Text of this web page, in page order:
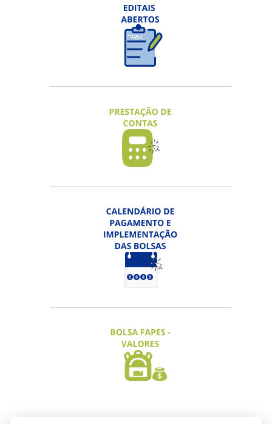
EDITAL FAPES Nº 08/2026 – NOVA
ECONOMIA CAPIXABA 2026
Inscrições em fluxo contínuo.
EDITAL FAPES Nº 17/2026 - PRÊMIO
INOVAÇÃO E JORNALISMO
Inscrição Categorias "Projetos" e
"Destaque" prorrogada até 06/08/2026 |
Categoria "Jornalismo" até 15/09/2026
EDITAL FAPES Nº 18/2026 -
PARCERIAS ENTRE STARTUPS
Inscrições prorrogadas até 11/08/2026